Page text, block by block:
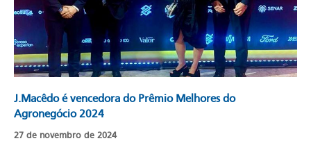
J.Macêdo é vencedora do Prêmio Melhores do
Agronegócio 2024
27 de novembro de 2024